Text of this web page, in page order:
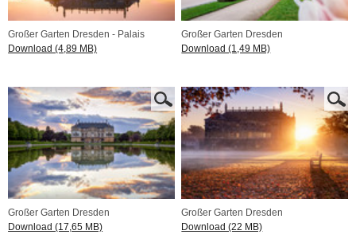
Großer Garten Dresden - Palais
Download (4,89 MB)
Großer Garten Dresden
Download (1,49 MB)
Großer Garten Dresden
Download (17,65 MB)
Großer Garten Dresden
Download (22 MB)